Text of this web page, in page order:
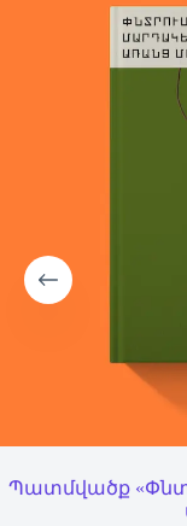
Պատմվածք